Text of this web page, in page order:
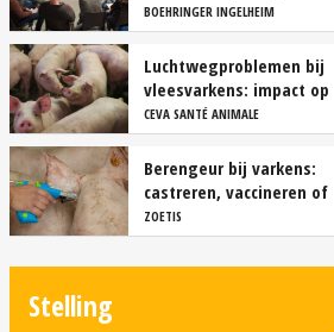
BOEHRINGER INGELHEIM
Luchtwegproblemen bij
vleesvarkens: impact op
karkas- en vleeskwaliteit
CEVA SANTÉ ANIMALE
Berengeur bij varkens:
castreren, vaccineren of
intact houden?
ZOETIS
Stelling